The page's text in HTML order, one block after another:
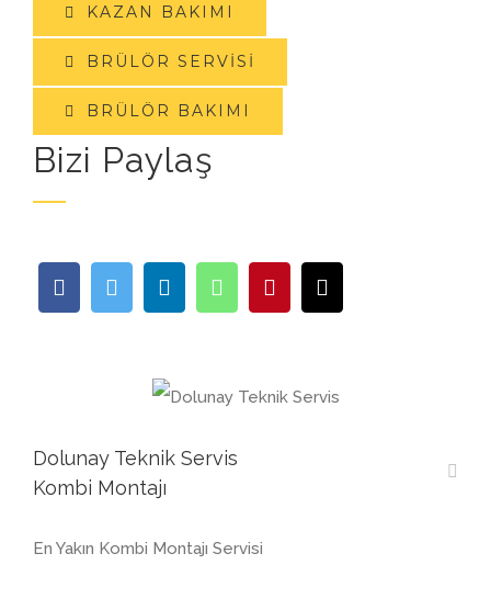
KAZAN BAKIMI
BRÜLÖR SERVISI
BRÜLÖR BAKIMI
Bizi Paylaş
Dolunay Teknik Servis
Kombi Montajı
En Yakın Kombi Montajı Servisi